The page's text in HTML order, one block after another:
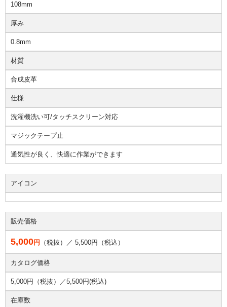
108mm
厚み
0.8mm
材質
合成皮革
仕様
洗濯機洗い可/タッチスクリーン対応
マジックテープ止
通気性が良く、快適に作業ができます
アイコン
販売価格
5,000円 （税抜）／ 5,500円（税込）
カタログ価格
5,000円（税抜）／5,500円(税込)
在庫数